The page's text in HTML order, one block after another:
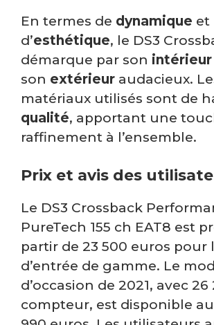
En termes de dynamique et
d’esthétique, le DS3
démarque par son intérieur
son extérieur audacieux.
matériaux utilisés sont de
qualité, apportant une
raffinement à l’ensemble.
Prix et avis des
Le DS3 Crossback
PureTech 155 ch EAT8 est
partir de 23 500 euros pour
d’entrée de gamme. Le
d’occasion de 2021, avec
compteur, est disponible